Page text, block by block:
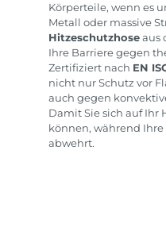
Körperteile, wenn es
Metall oder massive
Hitzeschutzhose aus
Ihre Barriere gegen
Zertifiziert nach EN
nicht nur Schutz vor
auch gegen
Damit Sie sich auf Ihr
können, während
abwehrt.